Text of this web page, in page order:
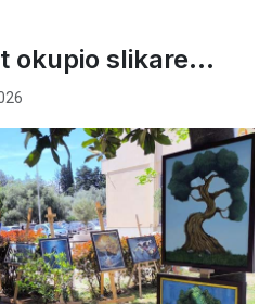
okupio slikare...